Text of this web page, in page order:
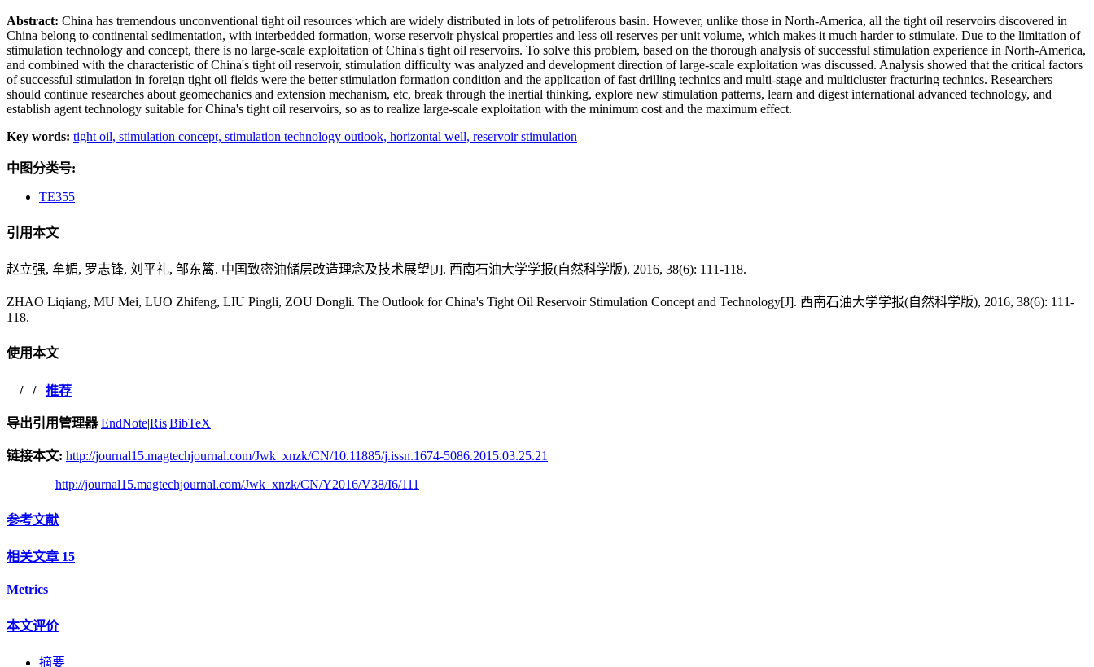
Abstract: China has tremendous unconventional tight oil resources which are widely distributed in lots of petroliferous basin. However, unlike those in North-America, all the tight oil reservoirs discovered in
China belong to continental sedimentation, with interbedded formation, worse reservoir physical properties and less oil reserves per unit volume, which makes it much harder to stimulate. Due to the limitation of
stimulation technology and concept, there is no large-scale exploitation of China's tight oil reservoirs. To solve this problem, based on the thorough analysis of successful stimulation experience in North-America,
and combined with the characteristic of China's tight oil reservoir, stimulation difficulty was analyzed and development direction of large-scale exploitation was discussed. Analysis showed that the critical factors
of successful stimulation in foreign tight oil fields were the better stimulation formation condition and the application of fast drilling technics and multi-stage and multicluster fracturing technics. Researchers
should continue researches about geomechanics and extension mechanism, etc, break through the inertial thinking, explore new stimulation patterns, learn and digest international advanced technology, and
establish agent technology suitable for China's tight oil reservoirs, so as to realize large-scale exploitation with the minimum cost and the maximum effect.
Key words: tight oil, stimulation concept, stimulation technology outlook, horizontal well, reservoir stimulation
中图分类号:
TE355
引用本文
赵立强, 牟媚, 罗志锋, 刘平礼, 邹东篱. 中国致密油储层改造理念及技术展望[J]. 西南石油大学学报(自然科学版), 2016, 38(6): 111-118.
ZHAO Liqiang, MU Mei, LUO Zhifeng, LIU Pingli, ZOU Dongli. The Outlook for China's Tight Oil Reservoir Stimulation Concept and Technology[J]. 西南石油大学学报(自然科学版), 2016, 38(6): 111-
118.
使用本文
/ / 推荐
导出引用管理器 EndNote|Ris|BibTeX
链接本文: http://journal15.magtechjournal.com/Jwk_xnzk/CN/10.11885/j.issn.1674-5086.2015.03.25.21
http://journal15.magtechjournal.com/Jwk_xnzk/CN/Y2016/V38/I6/111
参考文献
相关文章 15
Metrics
本文评价
摘要